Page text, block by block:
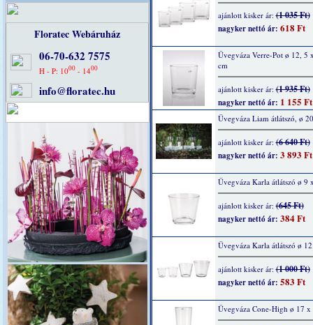
Floratec Webáruház
06-70-632 7575
H - P: 1000 - 1400
info@floratec.hu
ajánlott kisker ár:(1 035 Ft)
nagyker nettó ár: 618 Ft
Üvegváza Verre-Pot ø 12, 5
cm
ajánlott kisker ár:(1 935 Ft)
nagyker nettó ár: 1 155 Ft
Üvegváza Liam átlátszó, ø
ajánlott kisker ár:(6 640 Ft)
nagyker nettó ár: 3 893 Ft
Üvegváza Karla átlátszó ø 9
ajánlott kisker ár:(645 Ft)
nagyker nettó ár: 384 Ft
Üvegváza Karla átlátszó ø
ajánlott kisker ár:(1 000 Ft)
nagyker nettó ár: 583 Ft
Üvegváza Cone-High ø 17 x